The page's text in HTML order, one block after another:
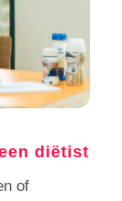
diëtist
of